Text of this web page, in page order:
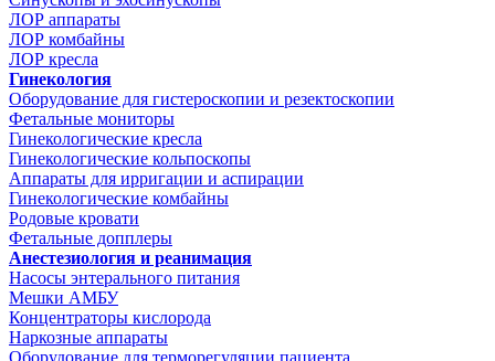
ЛОР аппараты
ЛОР комбайны
ЛОР кресла
Гинекология
Оборудование для гистероскопии и резектоскопии
Фетальные мониторы
Гинекологические кресла
Гинекологические кольпоскопы
Аппараты для ирригации и аспирации
Гинекологические комбайны
Родовые кровати
Фетальные допплеры
Анестезиология и реанимация
Насосы энтерального питания
Мешки АМБУ
Концентраторы кислорода
Наркозные аппараты
Оборудование для терморегуляции пациента